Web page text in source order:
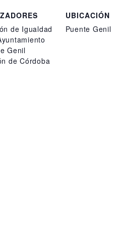
de Igualdad
Genil
de Córdoba
UBICACIÓN
Puente Genil